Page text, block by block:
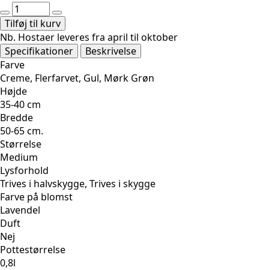
Angelique
(Medium)
antal
Tilføj til kurv
Nb. Hostaer leveres fra april til oktober
Specifikationer
Beskrivelse
Farve
Creme, Flerfarvet, Gul, Mørk Grøn
Højde
35-40 cm
Bredde
50-65 cm.
Størrelse
Medium
Lysforhold
Trives i halvskygge, Trives i skygge
Farve på blomst
Lavendel
Duft
Nej
Pottestørrelse
0,8l